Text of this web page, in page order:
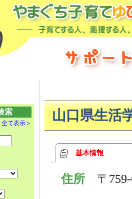
索
全て表示＞ 山口県生活
基本情報
住所 〒